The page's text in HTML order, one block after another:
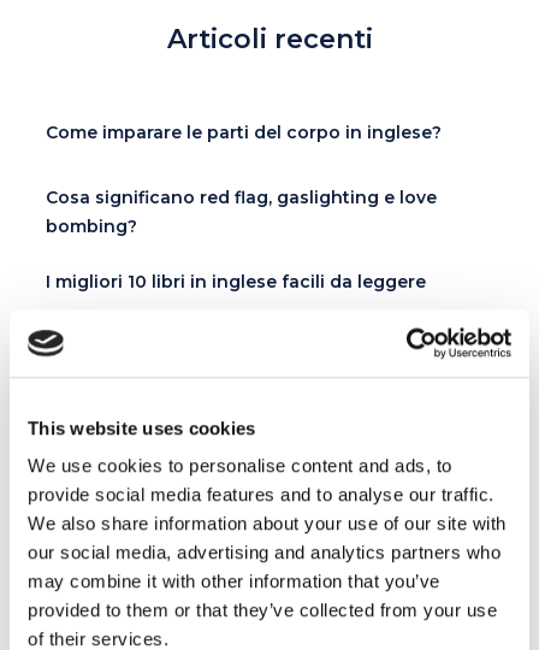
This website uses cookies
We use cookies to personalise content and ads, to
provide social media features and to analyse our traffic.
We also share information about your use of our site with
our social media, advertising and analytics partners who
may combine it with other information that you’ve
provided to them or that they’ve collected from your use
of their services.
Articoli recenti
Come imparare le parti del corpo in inglese?
Cosa significano red flag, gaslighting e love
bombing?
I migliori 10 libri in inglese facili da leggere
Esercizi e Grammatica
Esperienze MyES 28
Film e Musica